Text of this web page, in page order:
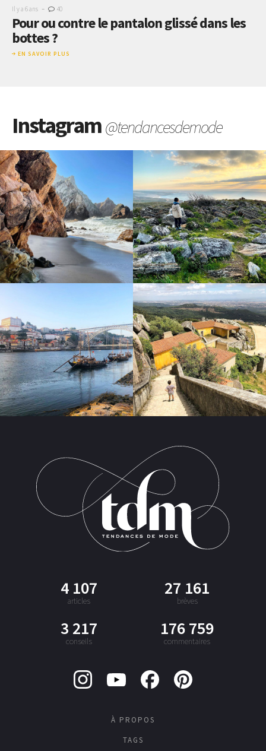
Il y a 6 ans - 40
Pour ou contre le pantalon glissé dans les
bottes ?
EN SAVOIR PLUS
Instagram@tendancesdemode
4 107
articles
27 161
brèves
3 217
conseils
176 759
commentaires
À PROPOS
TAGS